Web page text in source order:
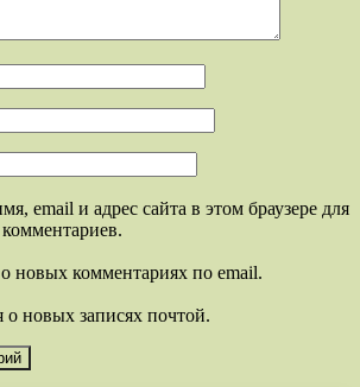
email и адрес сайта в этом браузере для
новых комментариях по email.
о новых записях почтой.